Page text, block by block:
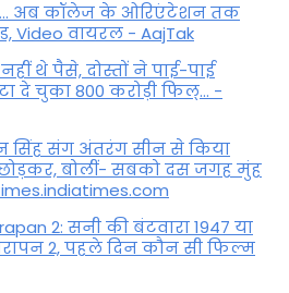
अब कॉलेज के ओरिएंटेशन तक
Video वायरल - AajTak
थे पैसे, दोस्तों ने पाई-पाई
दे चुका 800 करोड़ी फिल्... -
सिंह संग अंतरंग सीन से किया
बोलीं- सबको दस जगह मुंह
2: सनी की बंटवारा 1947 या
2, पहले दिन कौन सी फिल्म